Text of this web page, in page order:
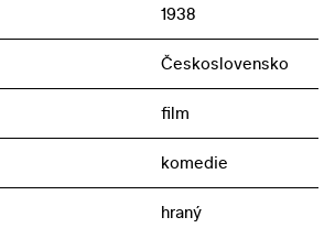
1938
Československo
film
komedie
hraný